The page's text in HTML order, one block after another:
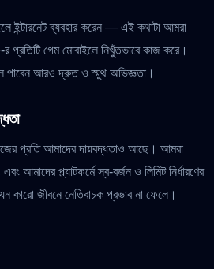
ইন্টারনেট ব্যবহার করেন — এই কথাটা আমরা
গেম মোবাইলে নিখুঁতভাবে কাজ করে।
আরও দ্রুত ও স্মুথ অভিজ্ঞতা।
প্রতি আমাদের দায়বদ্ধতাও আছে। আমরা
আমাদের প্ল্যাটফর্মে স্ব-বর্জন ও লিমিট নির্ধারণের
কারো জীবনে নেতিবাচক প্রভাব না ফেলে।